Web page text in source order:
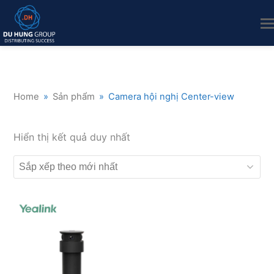
Home » Sản phẩm » Camera hội nghị Center-view
Hiển thị kết quả duy nhất